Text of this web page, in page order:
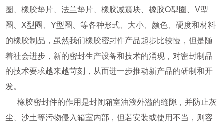
圈、橡胶垫片、法兰垫片、橡胶减震块、橡胶O型圈、V型
圈、X型圈、Y型圈、等各种形式、大小、颜色、硬度和材料
的橡胶制品，虽然我们橡胶密封件产品起步比较慢，但是随
着社会进步，新的密封生产设备和技术的涌现，对密封制品
的技术要求越来越苛刻，从而进一步推动新产品的研制和开
发。
橡胶密封件的作用是封闭箱室油液外溢的缝隙，并防止灰
尘、沙土等污物侵入箱室内部，但若安装或使用不当，则容